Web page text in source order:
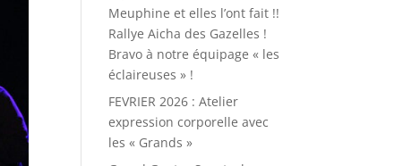
Meuphine et elles l’ont fait !!
Rallye Aicha des Gazelles !
Bravo à notre équipage « les
éclaireuses » !
FEVRIER 2026 : Atelier
expression corporelle avec
les « Grands »